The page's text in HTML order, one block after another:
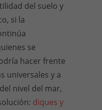
del suelo y
si la
se
hacer frente
universales y a
nivel del mar,
diques y